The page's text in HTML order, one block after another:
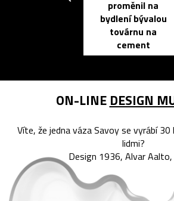
proměnil na
bydlení bývalou
továrnu na
cement
ON-LINE DESIGN
Víte, že jedna váza Savoy se vyrábí 30
lidmi?
Design 1936, Alvar